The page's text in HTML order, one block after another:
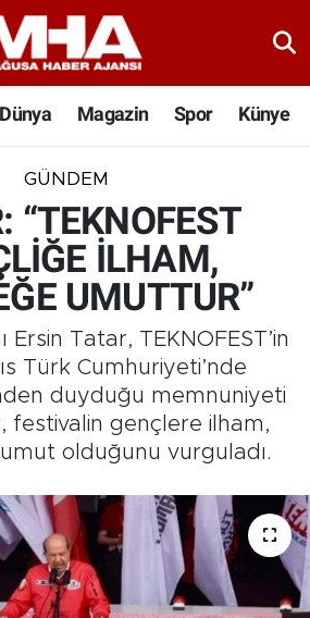
Dünya Magazin Spor Künye
GÜNDEM
“TEKNOFEST
İLHAM,
UMUTTUR”
Ersin Tatar, TEKNOFEST’in
Türk Cumhuriyeti’nde
duyduğu memnuniyeti
festivalin gençlere ilham,
olduğunu vurguladı.